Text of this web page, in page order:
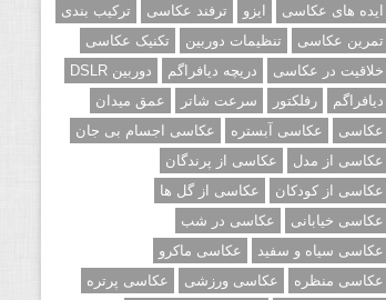
ایده های عکاسی
ایزو ترفند عکاسی
ترکیب بندی
تمرین عکاسی
تنظیمات دوربین
تکنیک عکاسی
خلاقیت در عکاسی
دریچه دیافراگم
دوربین DSLR
دیافراگم
رفلکتور سرعت شاتر
عمق میدان
عکاسی
عکاسی آبستره
عکاسی اجسام بی جان
عکاسی از مدل
عکاسی از پرندگان
عکاسی از کودکان
عکاسی از گل ها
عکاسی خیابانی
عکاسی در شب
عکاسی سیاه و سفید
عکاسی ماکرو
عکاسی منظره
عکاسی ورزشی
عکاسی پرتره